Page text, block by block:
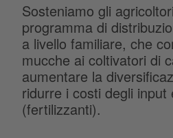
Sosteniamo gli
programma di
a livello familiare, che
mucche ai coltivatori di
aumentare la
ridurre i costi degli input
(fertilizzanti).